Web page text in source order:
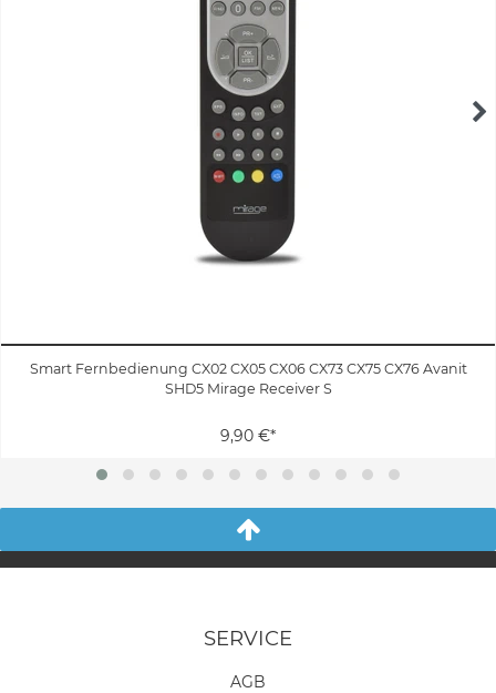
Smart Fernbedienung CX02 CX05 CX06 CX73 CX75 CX76 Avanit
SHD5 Mirage Receiver S
9,90 €*
SERVICE
AGB